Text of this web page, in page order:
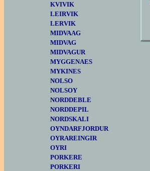
KVIVIK
LEIRVIK
LERVIK
MIDVAAG
MIDVAG
MIDVAGUR
MYGGENAES
MYKINES
NOLSO
NOLSOY
NORDDEBLE
NORDDEPIL
NORDSKALI
OYNDARFJORDUR
OYRAREINGIR
OYRI
PORKERE
PORKERI